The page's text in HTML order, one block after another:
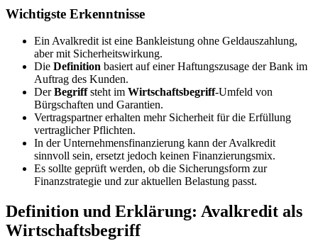
Wichtigste Erkenntnisse
Ein Avalkredit ist eine Bankleistung ohne Geldauszahlung,
aber mit Sicherheitswirkung.
Die Definition basiert auf einer Haftungszusage der Bank im
Auftrag des Kunden.
DerBegriffsteht im Wirtschaftsbegriff-Umfeld von
Bürgschaften und Garantien.
Vertragspartner erhalten mehr Sicherheit für die Erfüllung
vertraglicher Pflichten.
In der Unternehmensfinanzierung kann der Avalkredit
sinnvoll sein, ersetzt jedoch keinen Finanzierungsmix.
Es sollte geprüft werden, ob die Sicherungsform zur
Finanzstrategie und zur aktuellen Belastung passt.
Definition und Erklärung: Avalkredit als
Wirtschaftsbegriff